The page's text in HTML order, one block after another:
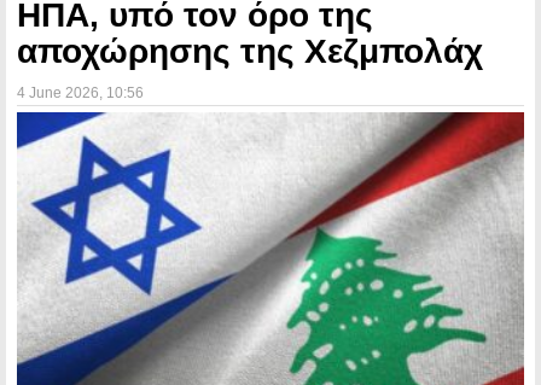
ΗΠΑ, υπό τον όρο της
αποχώρησης της Χεζμπολάχ
4 June 2026 , 10:56